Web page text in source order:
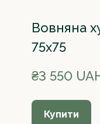
Вовняна
75х75
₴3 550
Купити